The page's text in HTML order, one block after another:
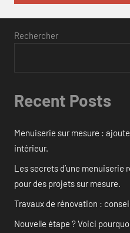
Rechercher
Recent Posts
Menuiserie sur mesure :
intérieur.
Les secrets d’une
pour des projets sur mesure.
Travaux de rénovation :
Nouvelle étape ? Voici